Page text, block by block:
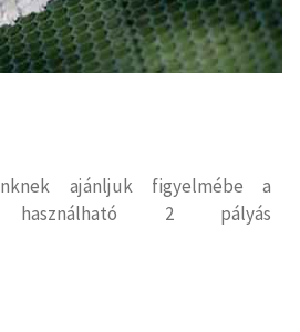
ajánljuk figyelmébe a
használható 2 pályás